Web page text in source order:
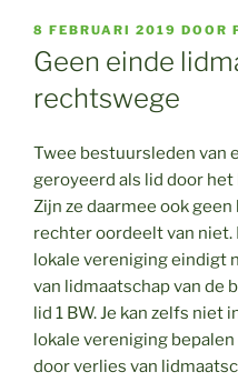
GEPLAATST
OP
8 FEBRUARI 2019 DOOR
Geen einde
rechtswege
Twee bestuursleden van
geroyeerd als lid door
Zijn ze daarmee ook
rechter oordeelt van niet.
lokale vereniging eindigt
van lidmaatschap van de
lid 1 BW. Je kan zelfs niet
lokale vereniging
door verlies van